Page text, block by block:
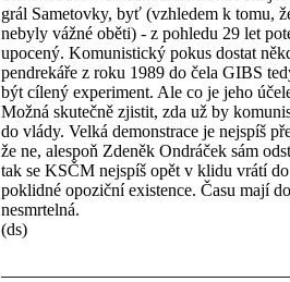
grál Sametovky, byť (vzhledem k tomu,
nebyly vážné oběti) - z pohledu 29 let
upocený. Komunistický pokus dostat
pendrekáře z roku 1989 do čela GIBS
být cílený experiment. Ale co je jeho
Možná skutečně zjistit, zda už by
do vlády. Velká demonstrace je nejspíš
že ne, alespoň Zdeněk Ondráček sám
tak se KSČM nejspíš opět v klidu vrátí
poklidné opoziční existence. Času mají
nesmrtelná.
(ds)